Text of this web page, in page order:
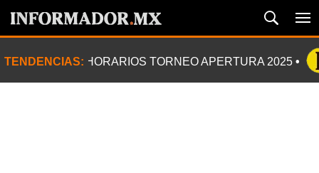
TENDENCIAS: HORARIOS TORNEO APERTURA 2025